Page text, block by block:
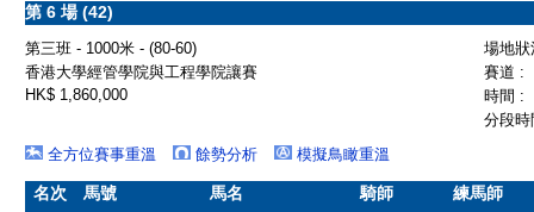
第 6 場 (42)
第三班 - 1000米 - (80-60)
場地
香港大學經管學院與工程學院讓賽
賽道 :
HK$ 1,860,000
時間 :
分段
全方位賽事重溫
餘勢分析 模擬鳥瞰重溫
名次 馬號 馬名 騎師 練馬師